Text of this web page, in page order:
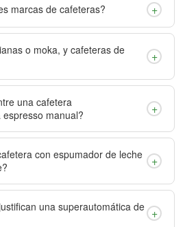
marcas de cafeteras? +
o moka, y cafeteras de
+
una cafetera
manual?
+
con espumador de leche
+
una superautomática de +